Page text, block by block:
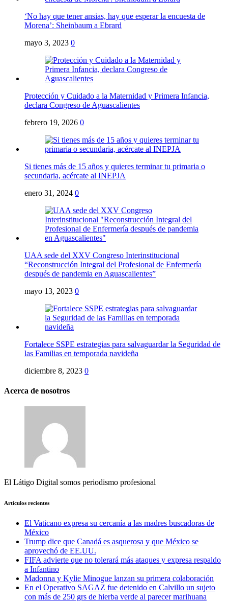
‘No hay que tener ansias, hay que esperar la encuesta de
Morena’: Sheinbaum a Ebrard
mayo 3, 2023 0
Protección y Cuidado a la Maternidad y Primera Infancia,
declara Congreso de Aguascalientes
febrero 19, 2026 0
Si tienes más de 15 años y quieres terminar tu primaria o
secundaria, acércate al INEPJA
enero 31, 2024 0
UAA sede del XXV Congreso Interinstitucional
“Reconstrucción Integral del Profesional de Enfermería
después de pandemia en Aguascalientes”
mayo 13, 2023 0
Fortalece SSPE estrategias para salvaguardar la Seguridad de
las Familias en temporada navideña
diciembre 8, 2023 0
Acerca de nosotros
El Látigo Digital somos periodismo profesional
Artículos recientes
El Vaticano expresa su cercanía a las madres buscadoras de
México
Trump dice que Canadá es asquerosa y que México se
aprovechó de EE.UU.
FIFA advierte que no tolerará más ataques y expresa respaldo
a Infantino
Madonna y Kylie Minogue lanzan su primera colaboración
En el Operativo SAGAZ fue detenido en Calvillo un sujeto
con más de 250 grs de hierba verde al parecer marihuana